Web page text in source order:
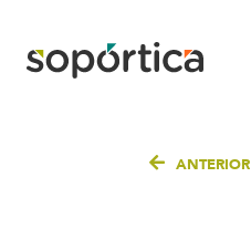
ANTERIOR